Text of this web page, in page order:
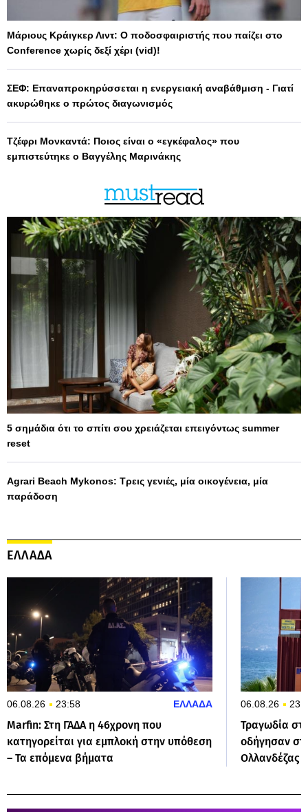
Μάριους Κράιγκερ Λιντ: Ο ποδοσφαιριστής που παίζει στο
Conference χωρίς δεξί χέρι (vid)!
ΣΕΦ: Επαναπροκηρύσσεται η ενεργειακή αναβάθμιση - Γιατί
ακυρώθηκε ο πρώτος διαγωνισμός
Τζέφρι Μονκαντά: Ποιος είναι ο «εγκέφαλος» που
εμπιστεύτηκε ο Βαγγέλης Μαρινάκης
5 σημάδια ότι το σπίτι σου χρειάζεται επειγόντως summer
reset
Agrari Beach Mykonos: Τρεις γενιές, μία οικογένεια, μία
παράδοση
ΕΛΛΑΔΑ
06.08.26 23:58 ΕΛΛΑΔΑ
Marfin: Στη ΓΑΔΑ η 46χρονη που
κατηγορείται για εμπλοκή στην υπόθεση
– Τα επόμενα βήματα
06.08.26
Τραγωδία
οδήγησαν
Ολλανδέζας